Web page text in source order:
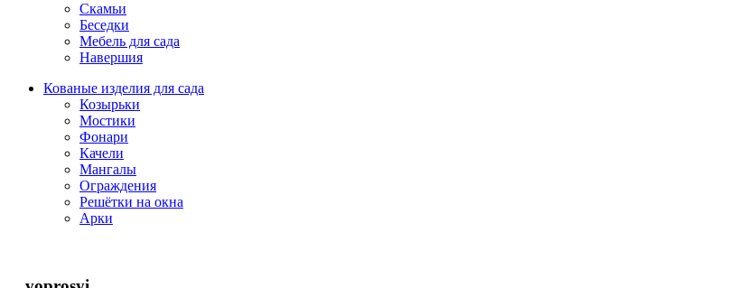
Скамьи
Беседки
Мебель для сада
Навершия
Кованые изделия для сада
Козырьки
Мостики
Фонари
Качели
Мангалы
Ограждения
Решётки на окна
Арки